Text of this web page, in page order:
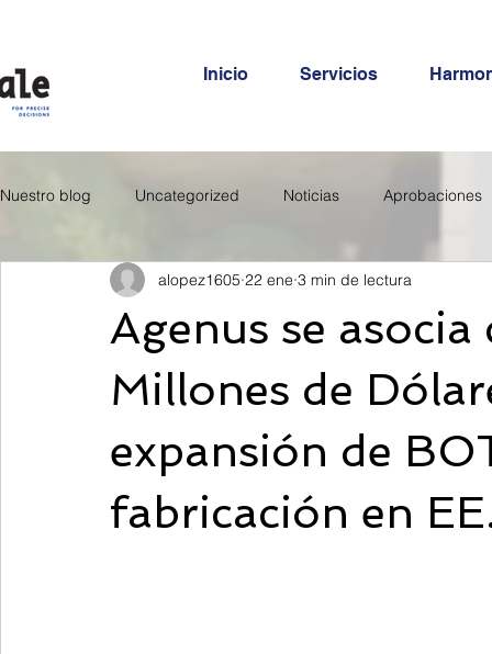
Inicio Servicios
Nuestro blog Uncategorized Noticias Aprobaciones
Agenus se
Millones de
expansión de
fabricación en
alopez1605 22 ene 3 min de lectura